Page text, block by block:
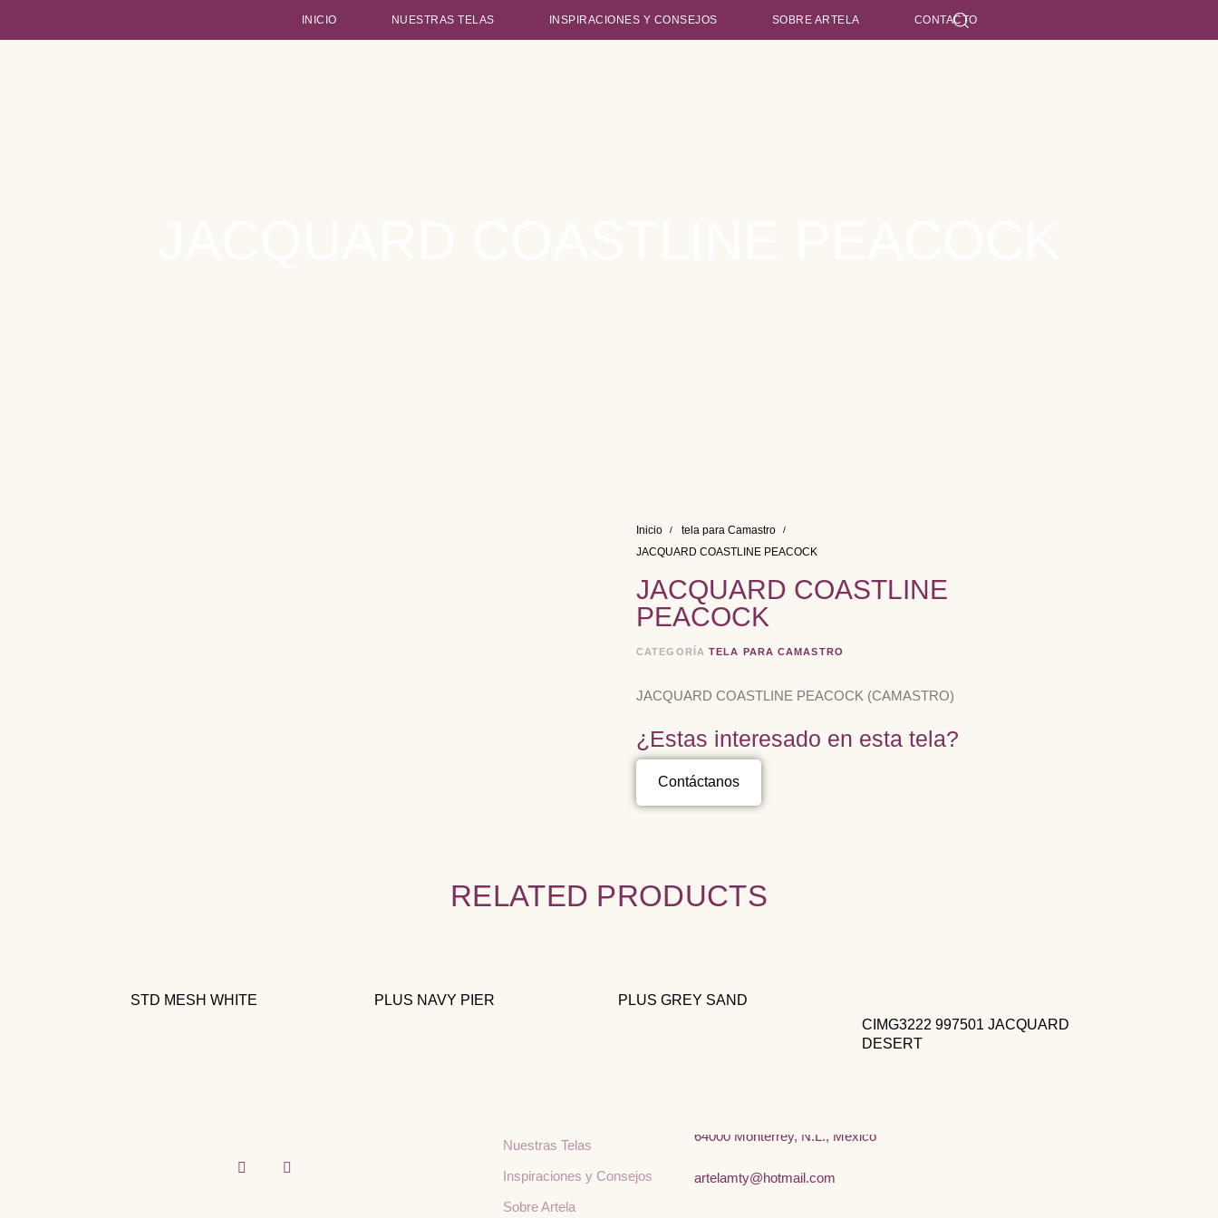
INICIO NUESTRAS TELAS INSPIRACIONES Y CONSEJOS SOBRE ARTELA CONTACTO
Inicio
tela para Camastro
JACQUARD COASTLINE PEACOCK
JACQUARD COASTLINE
PEACOCK
CATEGORÍA TELA PARA CAMASTRO
JACQUARD COASTLINE PEACOCK (CAMASTRO)
¿Estas interesado en esta tela?
Contáctanos
RELATED PRODUCTS
STD MESH WHITE PLUS NAVY PIER
PLUS GREY SAND
CIMG3222 997501 JACQUARD
DESERT
Nuestras Telas
Inspiraciones y Consejos
Sobre Artela
64000 Monterrey, N.L., México
artelamty@hotmail.com